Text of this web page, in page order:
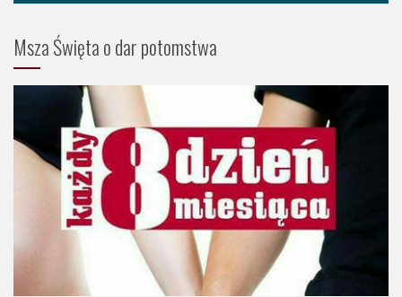
Msza Święta o dar potomstwa